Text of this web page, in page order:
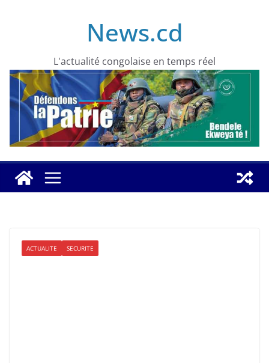
News.cd
L'actualité congolaise en temps réel
ACTUALITE SECURITE